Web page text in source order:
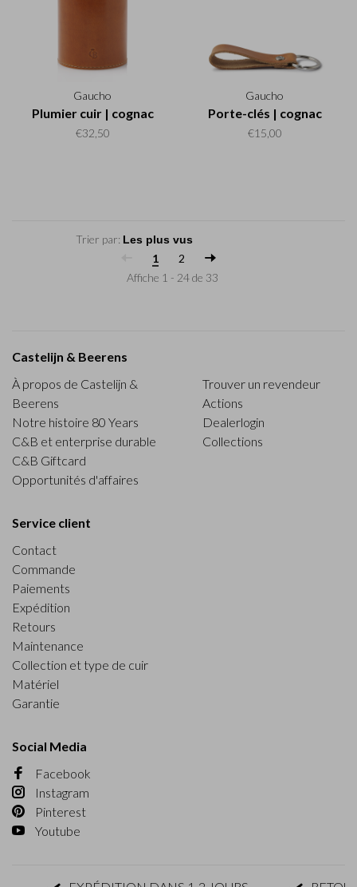
Gaucho
Plumier cuir | cognac
€32,50
Gaucho
Porte-clés | cognac
€15,00
Trier par:
1
2
Affiche 1 - 24 de 33
Castelijn & Beerens
À propos de Castelijn &
Beerens
Notre histoire 80 Years
C&B et enterprise durable
C&B Giftcard
Opportunités d'affaires
Trouver un revendeur
Actions
Dealerlogin
Collections
Service client
Contact
Commande
Paiements
Expédition
Retours
Maintenance
Collection et type de cuir
Matériel
Garantie
Social Media
Facebook
Instagram
Pinterest
Youtube